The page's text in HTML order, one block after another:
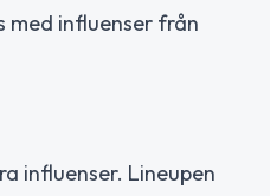
med influenser från
influenser. Lineupen